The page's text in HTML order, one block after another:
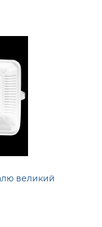
великий